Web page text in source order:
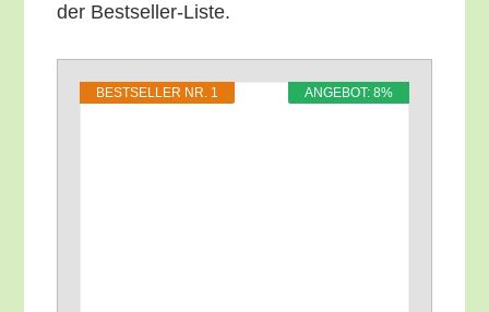
der Bestseller-Liste.
ANGE­BOT: 8%
BEST­SEL­LER NR. 1